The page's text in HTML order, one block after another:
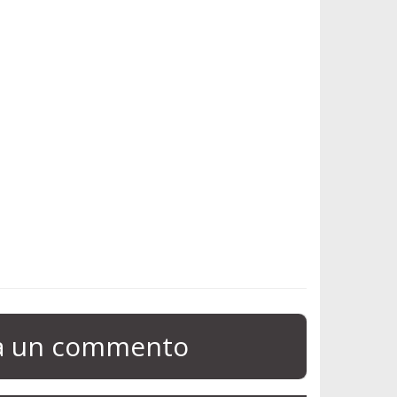
un commento